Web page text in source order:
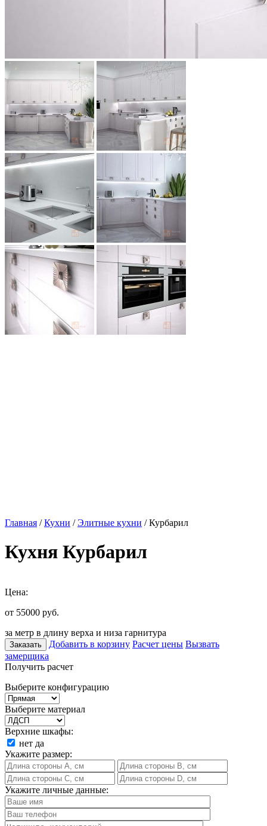
Главная /Кухни /Элитные кухни / Курбарил
Кухня Курбарил
Цена:
от 55000 руб.
за метр в длину верха и низа гарнитура
Заказать Добавить в корзину Расчет цены Вызвать
замерщика
Получить расчет
Выберите конфигурацию
Выберите материал
Верхние шкафы:
нет да
Укажите размер:
Укажите личные данные: